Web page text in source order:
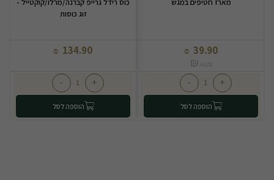
39.90
₪
45.00
₪
+
-
הוספה לסל
זוג כוסות
134.90
₪
+
-
הוספה לסל